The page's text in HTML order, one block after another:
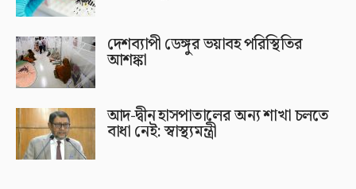
দেশব্যাপী ডেঙ্গুর ভয়াবহ পরিস্থিতির
আশঙ্কা
আদ-দ্বীন হাসপাতালের অন্য শাখা চলতে
বাধা নেই: স্বাস্থ্যমন্ত্রী